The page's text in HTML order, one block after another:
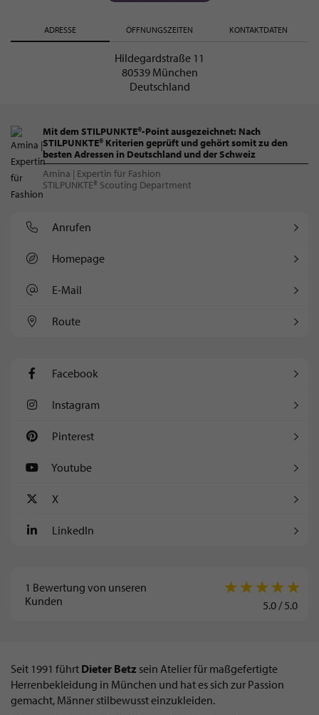
ADRESSE ÖFFNUNGSZEITEN KONTAKTDATEN
Hildegardstraße 11
80539 München
Deutschland
Mit dem STILPUNKTE®-Point ausgezeichnet: Nach
STILPUNKTE® Kriterien geprüft und gehört somit zu den
besten Adressen in Deutschland und der Schweiz
Amina | Expertin für Fashion
STILPUNKTE® Scouting Department
Anrufen
Homepage
E-Mail
Route
Facebook
Instagram
Pinterest
Youtube
X
LinkedIn
1 Bewertung von unseren
Kunden
5.0/5.0
Seit 1991 führt Dieter Betz sein Atelier für maßgefertigte
Herrenbekleidung in München und hat es sich zur Passion
gemacht, Männer stilbewusst einzukleiden.